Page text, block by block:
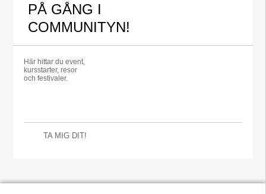
PÅ GÅNG I
COMMUNITYN!
Här hittar du event,
kursstarter, resor
och festivaler.
TA MIG DIT!